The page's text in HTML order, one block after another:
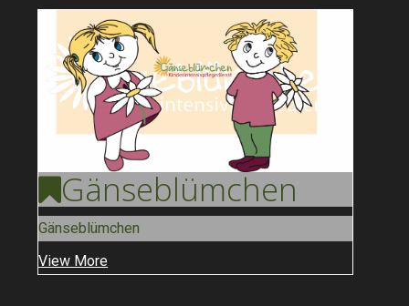
GänseBlümchen
Gänseblümchen
View More